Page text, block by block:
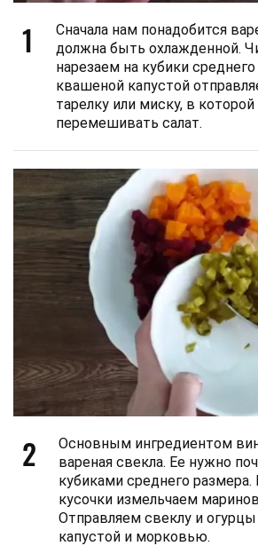
1
Сначала нам понадобится
должна быть охлажденной.
нарезаем на кубики
квашеной капустой
тарелку или миску, в
перемешивать салат.
2
Основным ингредиентом
вареная свекла. Ее нужно
кубиками среднего
кусочки измельчаем
Отправляем свеклу и
капустой и морковью.